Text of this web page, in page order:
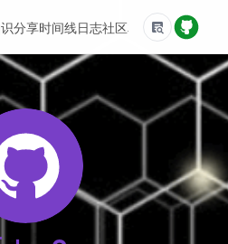
分享时间线日志社区友情链接